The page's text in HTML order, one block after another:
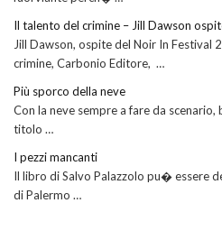
Il talento del crimine – Jill Dawson
Jill Dawson, ospite del Noir In Festival
crimine, Carbonio Editore, …
Più sporco della neve
Con la neve sempre a fare da
titolo …
I pezzi mancanti
Il libro di Salvo Palazzolo pu� essere
di Palermo …